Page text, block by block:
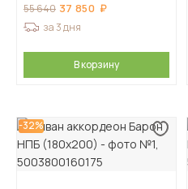
55 640 37 850
за 3 дня
В корзину
-32%